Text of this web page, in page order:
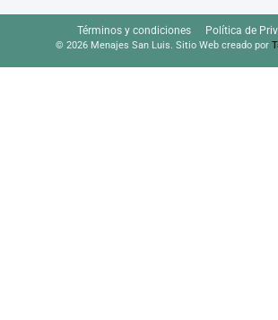
Términos y condiciones Política de
© 2026 Menajes San Luis. Sitio Web creado por